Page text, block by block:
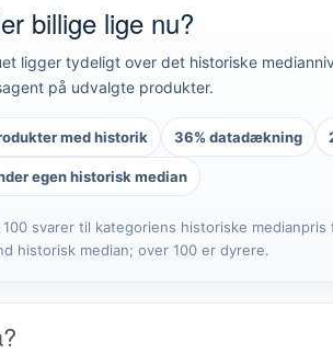
billige lige nu?
ligger tydeligt over det historiske
på udvalgte produkter.
med historik 36% datadækning
egen historisk median
100 svarer til kategoriens historiske
historisk median; over 100 er dyrere.